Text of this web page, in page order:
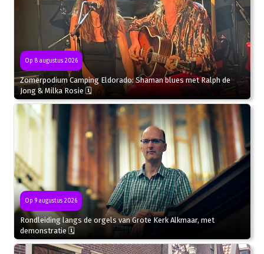
Op 8 augustus 2026
Zomerpodium Camping Eldorado: Shaman blues met Ralph de
Jong & Milka Rosie 🗓
Op 9 augustus 2026
Rondleiding langs de orgels van Grote Kerk Alkmaar, met
demonstratie 🗓